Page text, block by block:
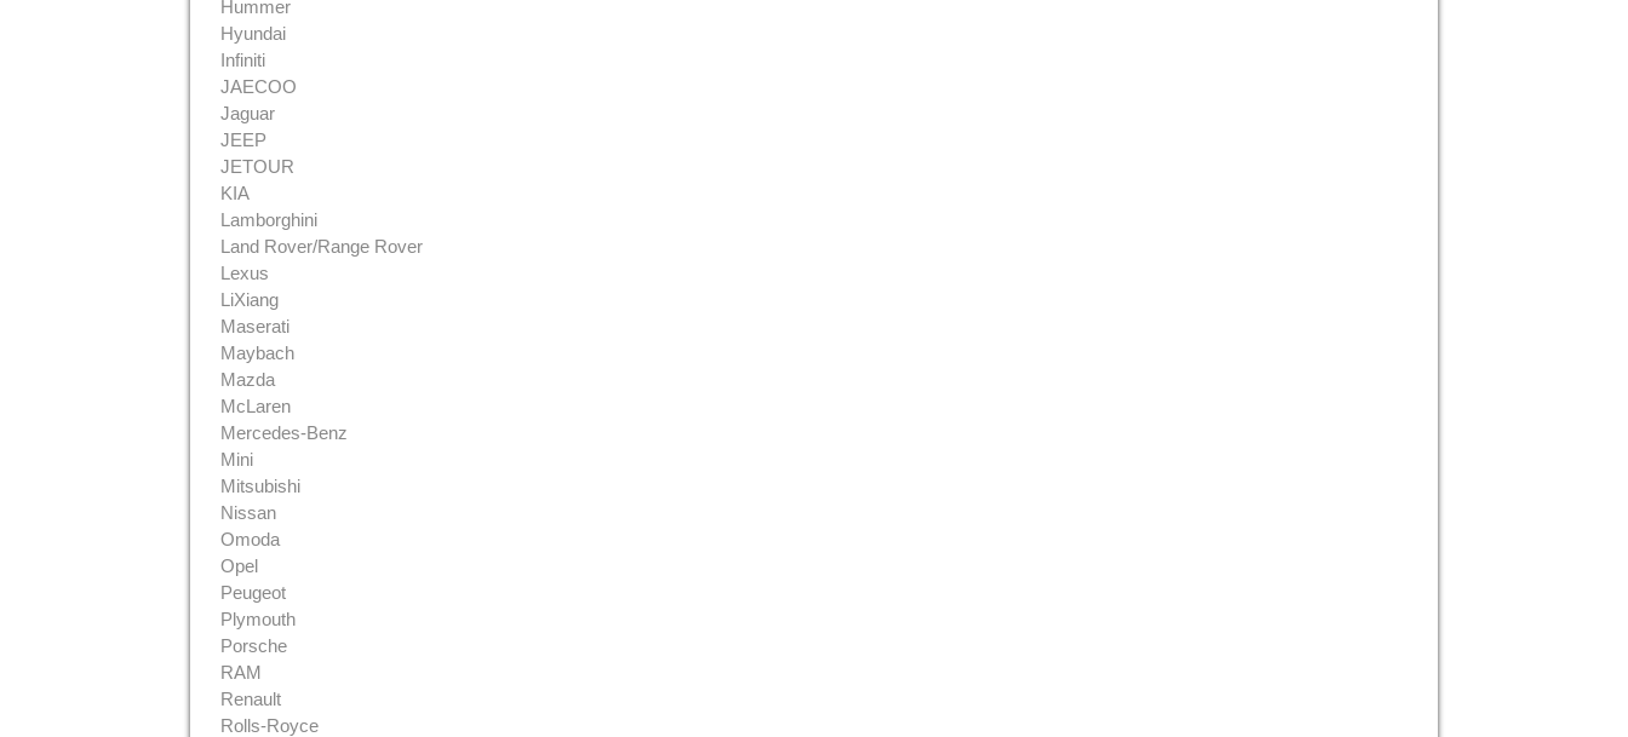
Hummer
Hyundai
Infiniti
JAECOO
Jaguar
JEEP
JETOUR
KIA
Lamborghini
Land Rover/Range Rover
Lexus
LiXiang
Maserati
Maybach
Mazda
McLaren
Mercedes-Benz
Mini
Mitsubishi
Nissan
Omoda
Opel
Peugeot
Plymouth
Porsche
RAM
Renault
Rolls-Royce